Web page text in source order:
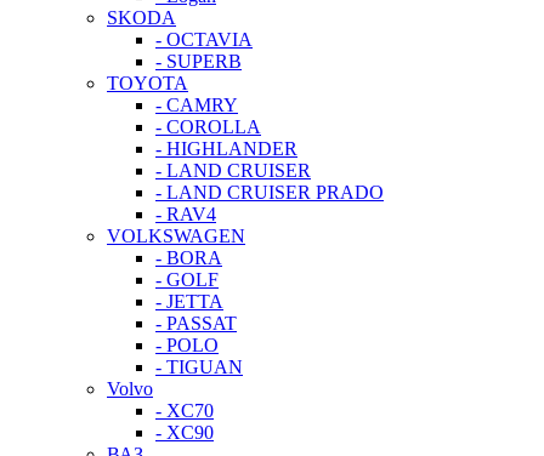
SKODA
- OCTAVIA
- SUPERB
TOYOTA
- CAMRY
- COROLLA
- HIGHLANDER
- LAND CRUISER
- LAND CRUISER PRADO
- RAV4
VOLKSWAGEN
- BORA
- GOLF
- JETTA
- PASSAT
- POLO
- TIGUAN
Volvo
- XC70
- XC90